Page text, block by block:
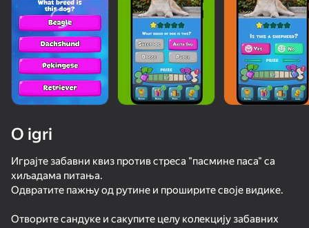
Cookie Clicker
Evolution Animals +1
82
Capybara Evolution: Clicker
45
O igri
Играјте забавни квиз против стреса "пасмине паса" са
хиљадама питања.
Одвратите пажњу од рутине и проширите своје видике.
Отворите сандуке и сакупите целу колекцију забавних